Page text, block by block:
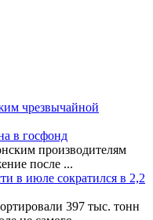
чрезвычайной
в госфонд
производителям
после ...
в июле сократился в 2,2
397 тыс. тонн